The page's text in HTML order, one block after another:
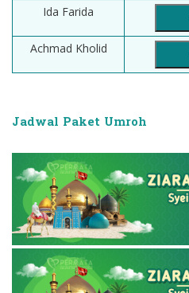
Ida Farida
Achmad Kholid
Jadwal Paket Umroh